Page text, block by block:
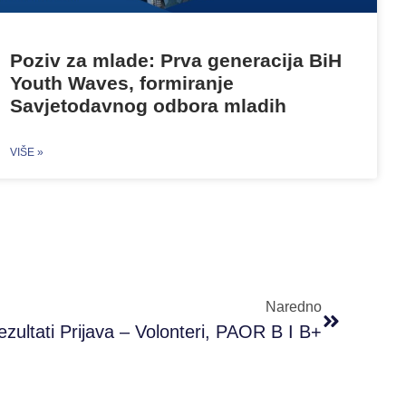
Poziv za mlade: Prva generacija BiH
Youth Waves, formiranje
Savjetodavnog odbora mladih
VIŠE »
Naredno
Prijava – Volonteri, PAOR B I B+